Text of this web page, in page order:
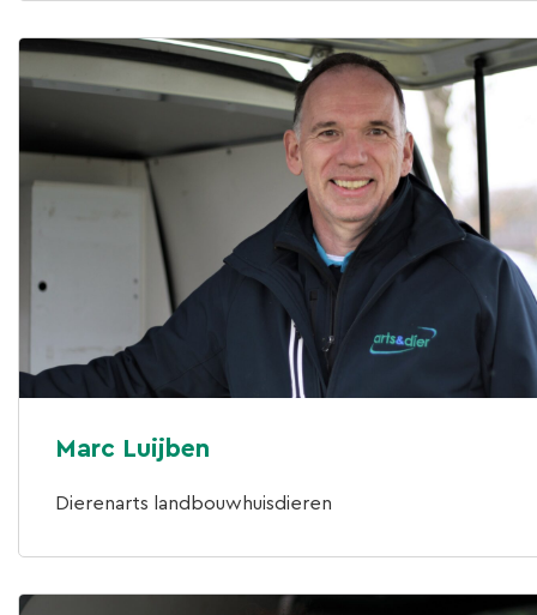
Marc Luijben
Dierenarts landbouwhuisdieren